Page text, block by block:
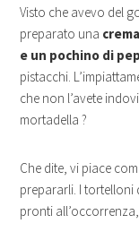
Visto che avevo del
preparato una
e un pochino di
pistacchi.
che non l’avete
mortadella ?
Che dite, vi piace
prepararli. I tortelloni
pronti